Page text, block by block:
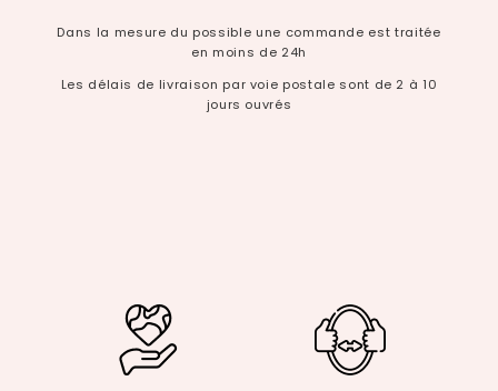
Dans la mesure du possible une commande est traitée
en moins de 24h
Les délais de livraison par voie postale sont de 2 à 10
jours ouvrés